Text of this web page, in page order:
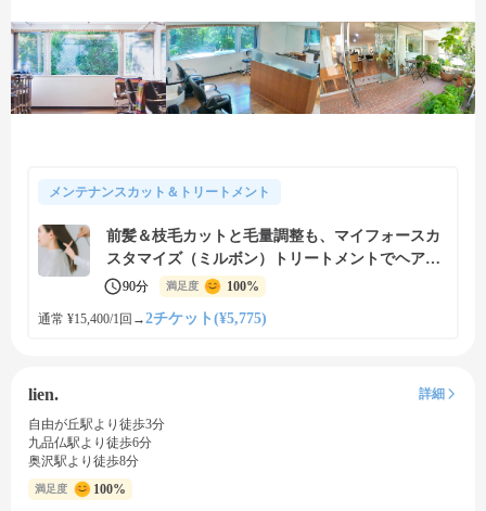
メンテナンスカット＆トリートメント
前髪＆枝毛カットと毛量調整も、マイフォースカ
スタマイズ（ミルボン）トリートメントでヘアケ
ア90分 満足度 100%
通常 ¥15,400/1回 →2チケット(¥5,775)
lien.
詳細
自由が丘駅より徒歩3分
九品仏駅より徒歩6分
奥沢駅より徒歩8分
満足度 100%